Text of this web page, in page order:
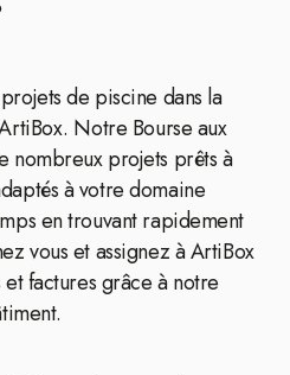
de piscine dans la
Notre Bourse aux
nombreux projets prêts à
à votre domaine
en trouvant rapidement
vous et assignez à ArtiBox
factures grâce à notre